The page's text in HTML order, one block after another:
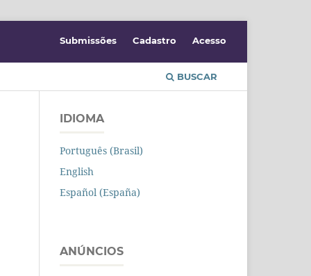
BUSCAR
Submissões Cadastro Acesso
IDIOMA
Português (Brasil)
English
Español (España)
ANÚNCIOS